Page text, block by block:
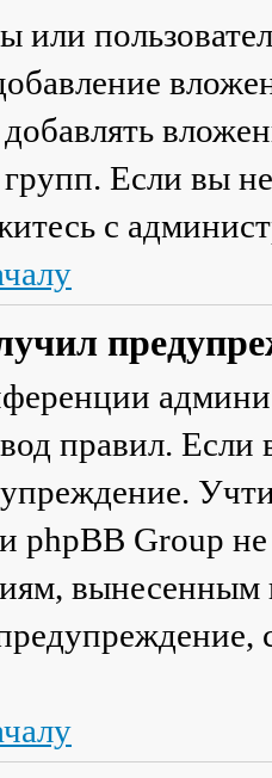
или
Если вы
с
правил.
phpBB Group
вынесенным